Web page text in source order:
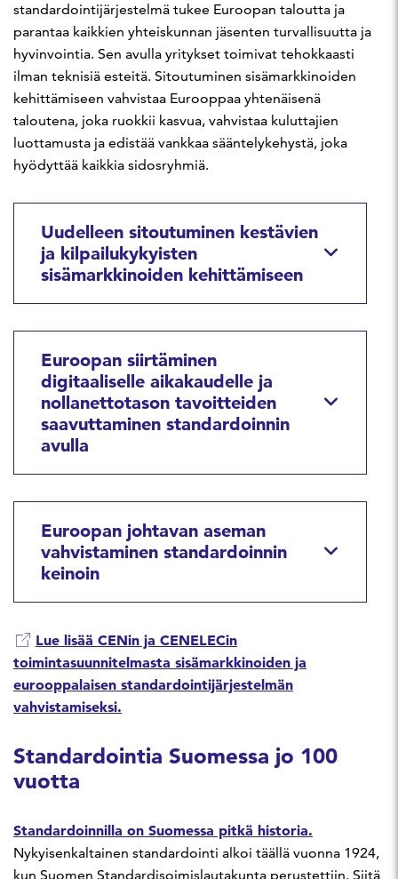
standardointijärjestelmä tukee Euroopan taloutta ja
parantaa kaikkien yhteiskunnan jäsenten turvallisuutta ja
hyvinvointia. Sen avulla yritykset toimivat tehokkaasti
ilman teknisiä esteitä. Sitoutuminen sisämarkkinoiden
kehittämiseen vahvistaa Eurooppaa yhtenäisenä
taloutena, joka ruokkii kasvua, vahvistaa kuluttajien
luottamusta ja edistää vankkaa sääntelykehystä, joka
hyödyttää kaikkia sidosryhmiä.
Uudelleen sitoutuminen kestävien
ja kilpailukykyisten
sisämarkkinoiden kehittämiseen
Euroopan siirtäminen
digitaaliselle aikakaudelle ja
nollanettotason tavoitteiden
saavuttaminen standardoinnin
avulla
Euroopan johtavan aseman
vahvistaminen standardoinnin
keinoin
Lue lisää CENin ja CENELECin
toimintasuunnitelmasta sisämarkkinoiden ja
eurooppalaisen standardointijärjestelmän
vahvistamiseksi.
Standardointia Suomessa jo 100
vuotta
Standardoinnilla on Suomessa pitkä historia.
Nykyisenkaltainen standardointi alkoi täällä vuonna 1924,
kun Suomen Standardisoimislautakunta perustettiin. Siitä